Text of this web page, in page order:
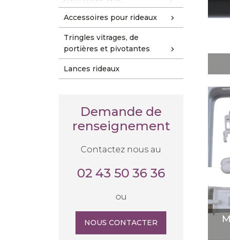
Accessoires pour rideaux
Tringles vitrages, de
portières et pivotantes
Lances rideaux
Demande de
renseignement
Contactez nous au
02 43 50 36 36
ou
NOUS CONTACTER